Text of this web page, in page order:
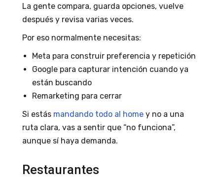
La gente compara, guarda opciones, vuelve
después y revisa varias veces.
Por eso normalmente necesitas:
Meta para construir preferencia y repetición
Google para capturar intención cuando ya
están buscando
Remarketing para cerrar
Si estás mandando todo al homey no a una
ruta clara, vas a sentir que “no funciona”,
aunque sí haya demanda.
Restaurantes